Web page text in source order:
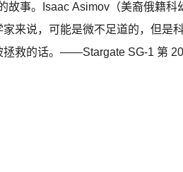
故事。Isaac Asimov（美裔俄籍科
来说，可能是微不足道的，但是
拯救的话。——Stargate SG-1 第